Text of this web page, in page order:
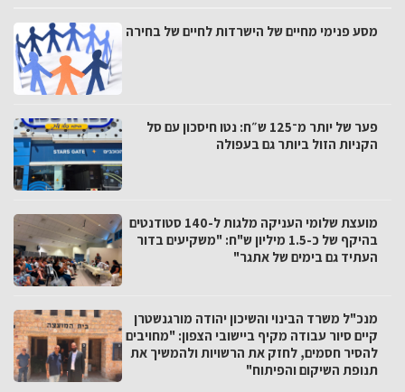
מסע פנימי מחיים של הישרדות לחיים של בחירה
פער של יותר מ־125 ש״ח: נטו חיסכון עם סל
הקניות הזול ביותר גם בעפולה
מועצת שלומי העניקה מלגות ל-140 סטודנטים
בהיקף של כ-1.5 מיליון ש"ח: "משקיעים בדור
העתיד גם בימים של אתגר"
מנכ"ל משרד הבינוי והשיכון יהודה מורגנשטרן
קיים סיור עבודה מקיף ביישובי הצפון: "מחויבים
להסיר חסמים, לחזק את הרשויות ולהמשיך את
תנופת השיקום והפיתוח"